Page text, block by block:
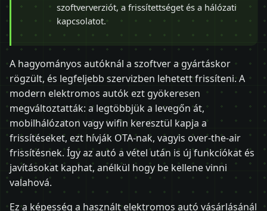
szoftververziót, a frissítettséget és a hálózati
kapcsolatot.
A hagyományos autóknál a szoftver a gyártáskor
rögzült, és legfeljebb szervizben lehetett frissíteni. A
modern elektromos autók ezt gyökeresen
megváltoztatták: a legtöbbjük a levegőn át,
mobilhálózaton vagy wifin keresztül kapja a
frissítéseket, ezt hívják OTA-nak, vagyis over-the-air
frissítésnek. Így az autó a vétel után is új funkciókat és
javításokat kaphat, anélkül hogy be kellene vinni
valahová.
Ez a képesség a használt elektromos autó vásárlásánál